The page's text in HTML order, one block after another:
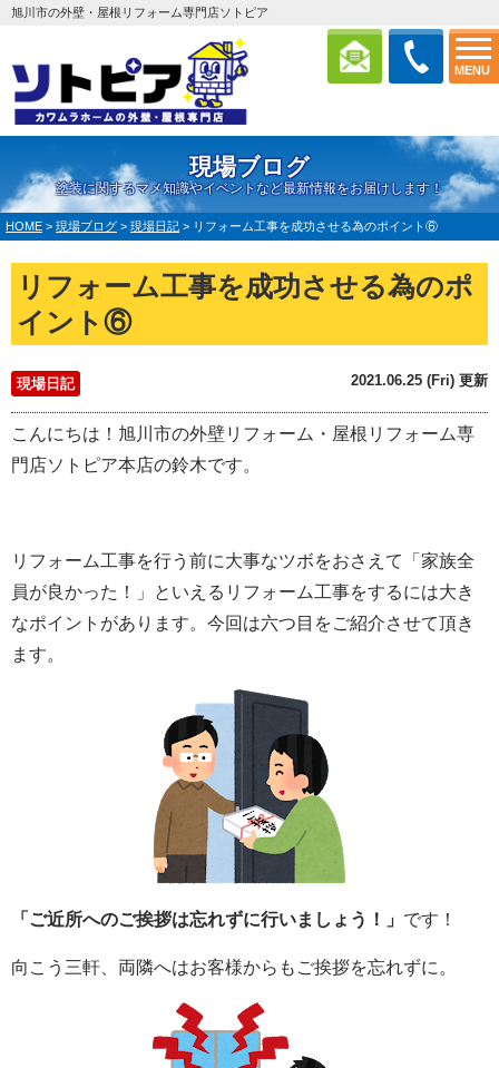
MENU
旭川市の外壁・屋根リフォーム専門店ソトピア
現場ブログ
塗装に関するマメ知識やイベントなど最新情報をお届けします！
HOME > 現場ブログ > 現場日記 > リフォーム工事を成功させる為のポイント⑥
リフォーム工事を成功させる為のポ
イント⑥
現場日記 2021.06.25 (Fri) 更新
こんにちは！旭川市の外壁リフォーム・屋根リフォーム専
門店ソトピア本店の鈴木です。
リフォーム工事を行う前に大事なツボをおさえて「家族全
員が良かった！」といえるリフォーム工事をするには大き
なポイントがあります。今回は六つ目をご紹介させて頂き
ます。
「ご近所へのご挨拶は忘れずに行いましょう！」 です！
向こう三軒、両隣へはお客様からもご挨拶を忘れずに。